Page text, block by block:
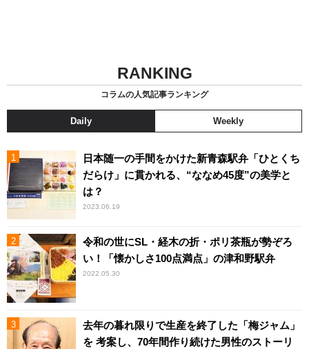
RANKING
コラムの人気記事ランキング
Daily Weekly
日本随一の手間をかけた新青森駅弁「ひとくち
だらけ」に貫かれる、“ななめ45度”の美学と
は？
2023.06.19
令和の世にSL・経木の折・ポリ茶瓶が勢ぞろ
い！「懐かしさ100点満点」の津和野駅弁
2022.05.30
去年の暮れ限りで生産を終了した「梅ジャム」
を 考案し、70年間作り続けた男性のストーリ